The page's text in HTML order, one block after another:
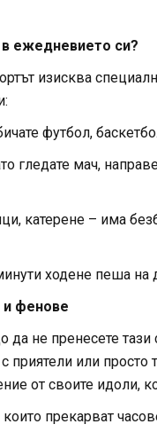
ежедневието си?
изисква
футбол,
гледате мач,
катерене – има
ходене пеша на
и фенове
да не пренесете
приятели или
от своите идоли,
прекарват